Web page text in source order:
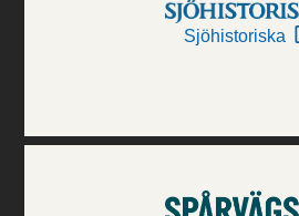
Sjöhistoriska